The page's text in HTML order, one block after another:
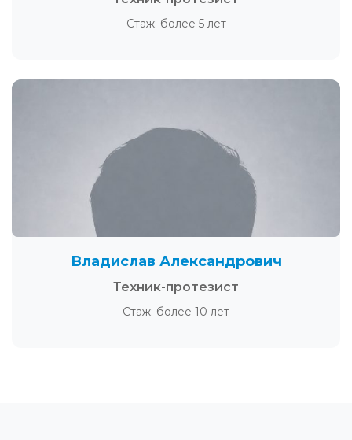
Стаж: более 5 лет
Владислав Александрович
Техник-протезист
Стаж: более 10 лет